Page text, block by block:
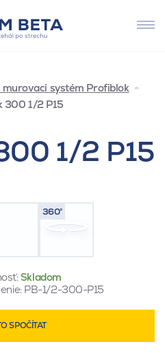
murovací systém Profiblok
300 1/2 P15
1/2 P15
360°
Skladom
PB-1/2-300-P15
SPOČÍTAT